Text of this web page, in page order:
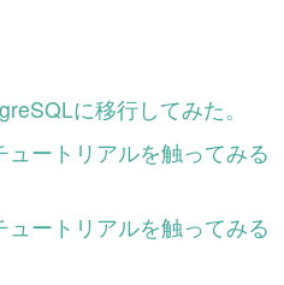
に移行してみた。
ートリアルを触ってみる
ートリアルを触ってみる